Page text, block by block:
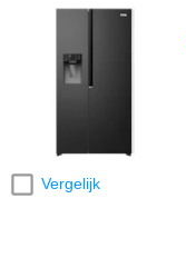
Vergelijk